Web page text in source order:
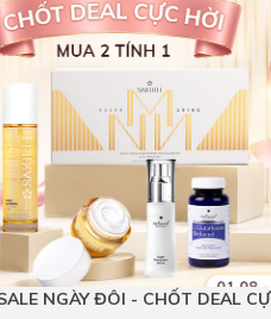
NGÀY ĐÔI - CHỐT DEAL